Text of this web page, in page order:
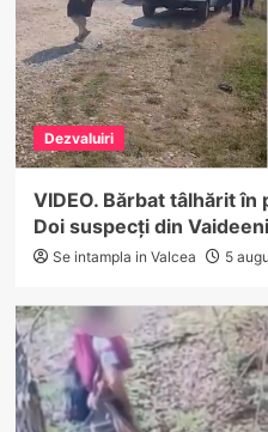
Dezvaluiri
VIDEO. Bărbat tâlhărit
Doi suspecți din
Se intampla in Valcea 5